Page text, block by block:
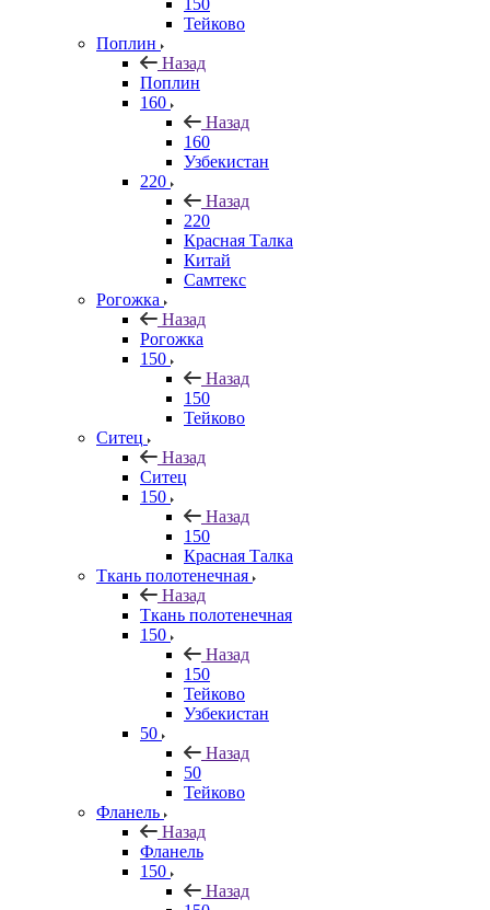
150
Тейково
Поплин
Назад
Поплин
160
Назад
160
Узбекистан
220
Назад
220
Красная Талка
Китай
Самтекс
Рогожка
Назад
Рогожка
150
Назад
150
Тейково
Ситец
Назад
Ситец
150
Назад
150
Красная Талка
Ткань полотенечная
Назад
Ткань полотенечная
150
Назад
150
Тейково
Узбекистан
50
Назад
50
Тейково
Фланель
Назад
Фланель
150
Назад